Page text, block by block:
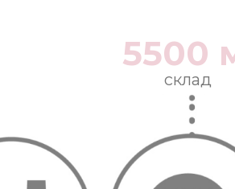
5500
склад